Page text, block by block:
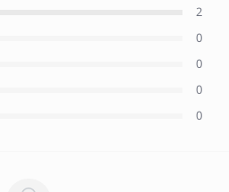
2
0
0
0
0